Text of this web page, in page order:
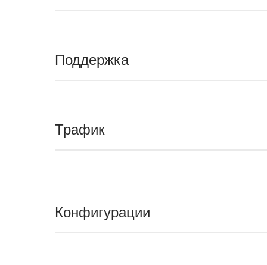
Поддержка
Трафик
Конфигурации